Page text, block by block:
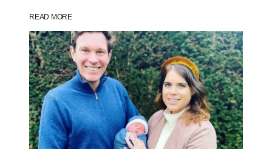
Your Name*
Your E-mail*
Guarda mi nombre, correo electrónico y
web en este navegador para la próxima
vez que comente.
READ MORE